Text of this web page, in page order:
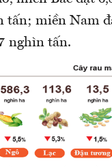
tấn; miền Nam
nghìn tấn.